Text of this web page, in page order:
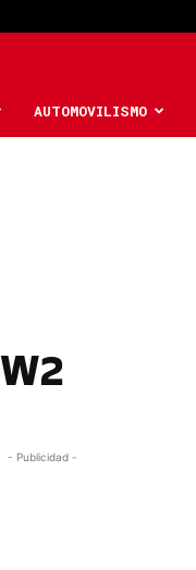
AUTOMOVILISMO
- Publicidad -